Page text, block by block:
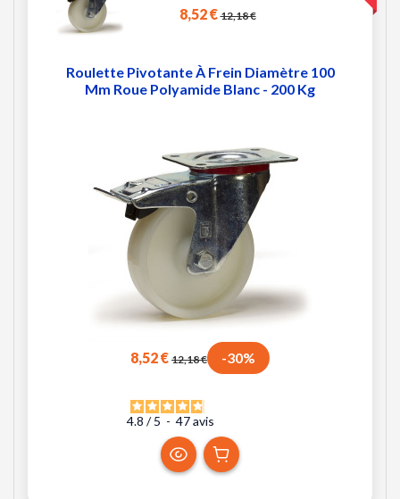
8,52 €12,18 €
Roulette Pivotante À Frein Diamètre 100
Mm Roue Polyamide Blanc - 200 Kg
8,52 € 12,18 € -30%
4.8 / 5 - 47avis